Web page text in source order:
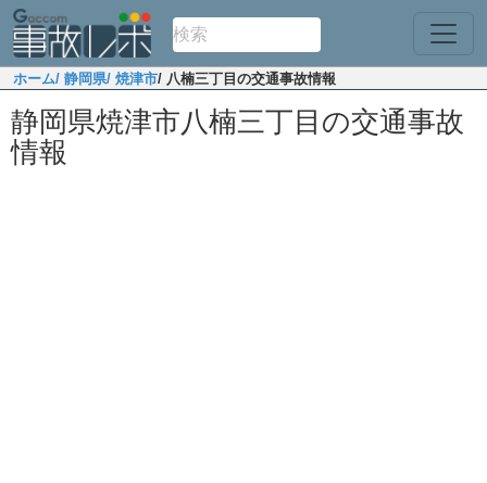
ホーム/ 静岡県/ 焼津市/ 八楠三丁目の交通事故情報
静岡県焼津市八楠三丁目の交通事故
情報